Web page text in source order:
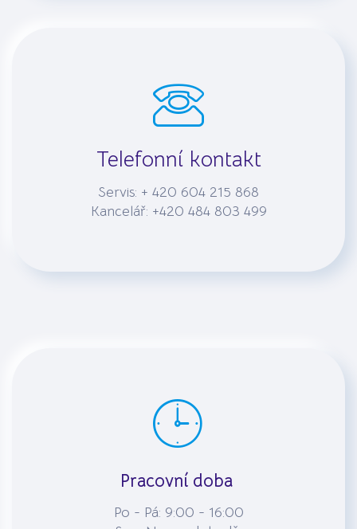
Telefonní kontakt
Servis: + 420 604 215 868
Kancelář: +420 484 803 499
Pracovní doba
Po - Pá: 9:00 - 16:00